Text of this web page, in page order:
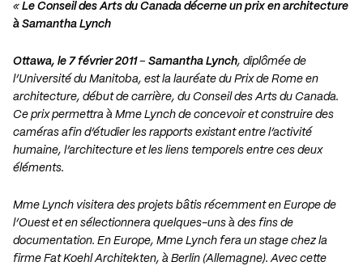
« Le Conseil des Arts du Canada décerne un prix en architecture
à Samantha Lynch
Ottawa, le 7 février 2011– Samantha Lynch, diplômée de
l’Université du Manitoba, est la lauréate du Prix de Rome en
architecture, début de carrière, du Conseil des Arts du Canada.
Ce prix permettra à Mme Lynch de concevoir et construire des
caméras afin d’étudier les rapports existant entre l’activité
humaine, l’architecture et les liens temporels entre ces deux
éléments.
Mme Lynch visitera des projets bâtis récemment en Europe de
l’Ouest et en sélectionnera quelques-uns à des fins de
documentation. En Europe, Mme Lynch fera un stage chez la
firme Fat Koehl Architekten, à Berlin (Allemagne). Avec cette